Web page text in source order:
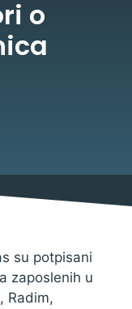
o
su potpisani
zaposlenih u
Radim,